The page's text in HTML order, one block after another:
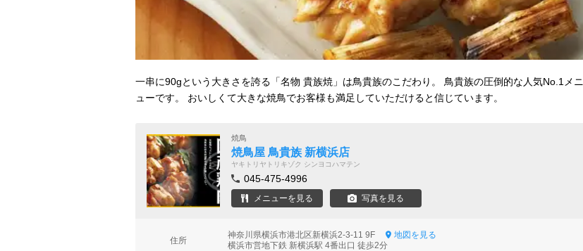
一串に90gという大きさを誇る「名物 貴族焼」は鳥貴族のこだわり。 鳥貴族の圧倒的な人気No.1メニ
ューです。 おいしくて大きな焼鳥でお客様も満足していただけると信じています。
焼鳥
焼鳥屋 鳥貴族 新横浜店
ヤキトリヤトリキゾク シンヨコハマテン
045-475-4996
メニューを見る 写真を見る
住所
神奈川県横浜市港北区新横浜2-3-11 9F
地図を見る
横浜市営地下鉄 新横浜駅 4番出口 徒歩2分